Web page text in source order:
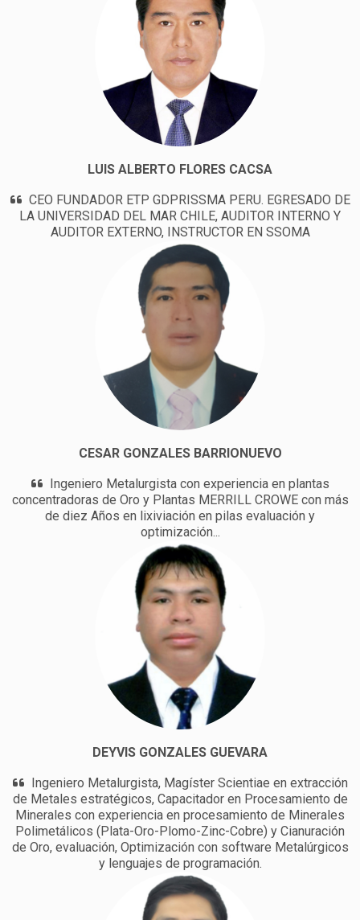
LUIS ALBERTO FLORES CACSA
CEO FUNDADOR ETP GDPRISSMA PERU. EGRESADO DE
LA UNIVERSIDAD DEL MAR CHILE, AUDITOR INTERNO Y
AUDITOR EXTERNO, INSTRUCTOR EN SSOMA
CESAR GONZALES BARRIONUEVO
Ingeniero Metalurgista con experiencia en plantas
concentradoras de Oro y Plantas MERRILL CROWE con más
de diez Años en lixiviación en pilas evaluación y
optimización...
DEYVIS GONZALES GUEVARA
Ingeniero Metalurgista, Magíster Scientiae en extracción
de Metales estratégicos, Capacitador en Procesamiento de
Minerales con experiencia en procesamiento de Minerales
Polimetálicos (Plata-Oro-Plomo-Zinc-Cobre) y Cianuración
de Oro, evaluación, Optimización con software Metalúrgicos
y lenguajes de programación.